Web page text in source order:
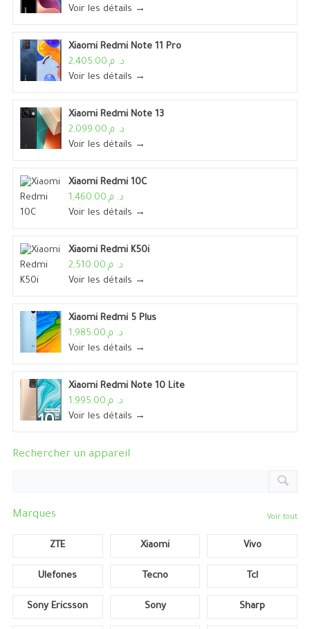
Voir les détails →
Xiaomi Redmi Note 11 Pro
د. م.2,405.00
Voir les détails →
Xiaomi Redmi Note 13
د. م.2,099.00
Voir les détails →
Xiaomi Redmi 10C
د. م.1,460.00
Voir les détails →
Xiaomi Redmi K50i
د. م.2,510.00
Voir les détails →
Xiaomi Redmi 5 Plus
د. م.1,985.00
Voir les détails →
Xiaomi Redmi Note 10 Lite
د. م.1,995.00
Voir les détails →
Rechercher un appareil
Marques Voir tout
ZTE Xiaomi Vivo
Ulefones Tecno Tcl
Sony Ericsson Sony Sharp